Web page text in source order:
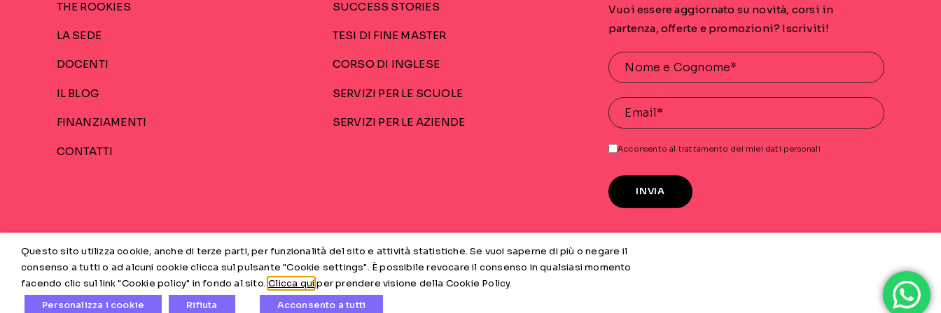
THE ROOKIES
LA SEDE
DOCENTI
IL BLOG
FINANZIAMENTI
CONTATTI
SUCCESS STORIES
TESI DI FINE MASTER
CORSO DI INGLESE
SERVIZI PER LE SCUOLE
SERVIZI PER LE AZIENDE
Vuoi essere aggiornato su novità, corsi in
partenza, offerte e promozioni? Iscriviti!
Acconsento al trattamento dei miei dati personali
INVIA
© Skyup Academy srl · Sede legale: Via Borgo Ruga 1A, 32032 Feltre (BL) Italia · P.iva 01208890259 ·
Questo sito utilizza cookie, anche di terze parti, per funzionalità del sito e attività statistiche. Se vuoi saperne di più o negare il
consenso a tutti o ad alcuni cookie clicca sul pulsante "Cookie settings". È possibile revocare il consenso in qualsiasi momento
facendo clic sul link "Cookie policy" in fondo al sito.Clicca qui per prendere visione della Cookie Policy.
Personalizza i cookie
Rifiuta Acconsento a tutti